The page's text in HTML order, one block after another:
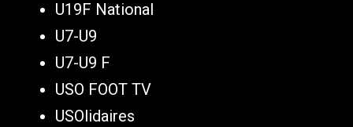
U19F National
U7-U9
U7-U9 F
USO FOOT TV
USOlidaires